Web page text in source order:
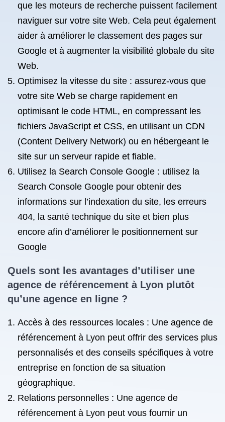
que les moteurs de recherche puissent facilement
naviguer sur votre site Web. Cela peut également
aider à améliorer le classement des pages sur
Google et à augmenter la visibilité globale du site
Web.
Optimisez la vitesse du site : assurez-vous que
votre site Web se charge rapidement en
optimisant le code HTML, en compressant les
fichiers JavaScript et CSS, en utilisant un CDN
(Content Delivery Network) ou en hébergeant le
site sur un serveur rapide et fiable.
Utilisez la Search Console Google : utilisez la
Search Console Google pour obtenir des
informations sur l’indexation du site, les erreurs
404, la santé technique du site et bien plus
encore afin d’améliorer le positionnement sur
Google
Quels sont les avantages d’utiliser une
agence de référencement à Lyon plutôt
qu’une agence en ligne ?
Accès à des ressources locales : Une agence de
référencement à Lyon peut offrir des services plus
personnalisés et des conseils spécifiques à votre
entreprise en fonction de sa situation
géographique.
Relations personnelles : Une agence de
référencement à Lyon peut vous fournir un